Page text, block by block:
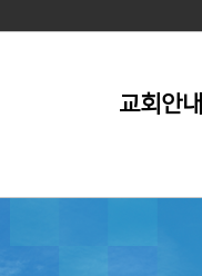
교회안내